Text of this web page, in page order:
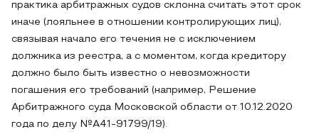
практика арбитражных судов склонна считать этот срок
иначе (лояльнее в отношении контролирующих лиц),
связывая начало его течения не с исключением
должника из реестра, а с моментом, когда кредитору
должно было быть известно о невозможности
погашения его требований (например, Решение
Арбитражного суда Московской области от 10.12.2020
года по делу №А41-91799/19).